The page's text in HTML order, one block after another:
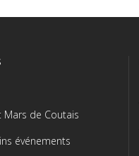
Mars de Coutais
événements